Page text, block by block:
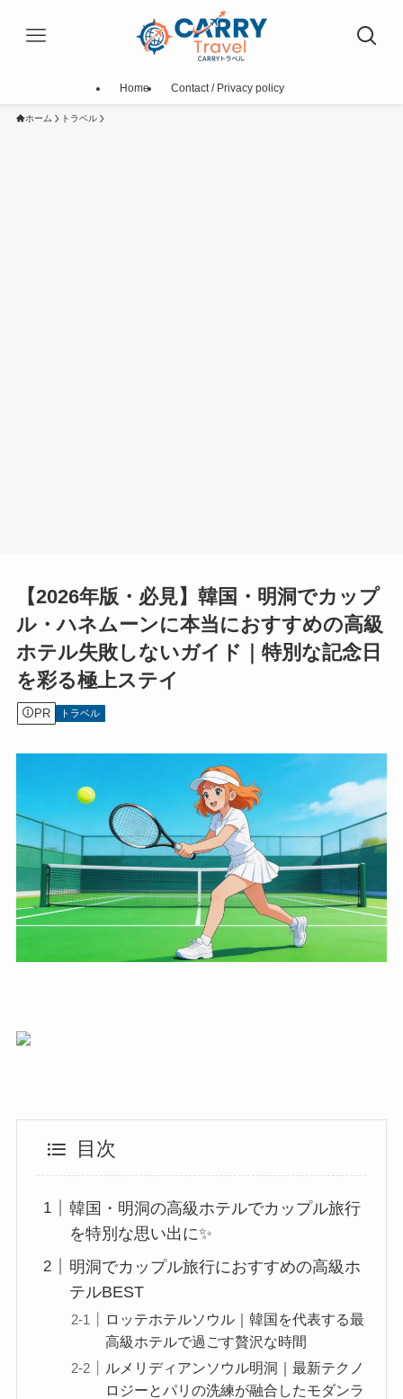
Home Contact / Privacy policy
ホーム トラベル
【2026年版・必見】韓国・明洞でカップ
ル・ハネムーンに本当におすすめの高級
ホテル失敗しないガイド｜特別な記念日
を彩る極上ステイ
PR トラベル
目次
韓国・明洞の高級ホテルでカップル旅行
を特別な思い出に✨
明洞でカップル旅行におすすめの高級ホ
テルBEST
ロッテホテルソウル｜韓国を代表する最
高級ホテルで過ごす贅沢な時間
ルメリディアンソウル明洞｜最新テクノ
ロジーとパリの洗練が融合したモダンラ